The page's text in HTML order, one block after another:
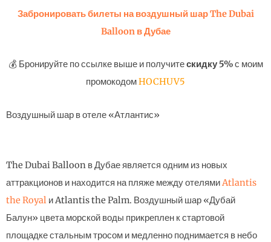
Забронировать билеты на воздушный шар The Dubai
Balloon в Дубае
💰 Бронируйте по ссылке выше и получитескидку 5%с моим
промокодомHOCHUV5
Воздушный шар в отеле «Атлантис»
The Dubai Balloon в Дубае является одним из новых
аттракционов и находится на пляже между отелямиAtlantis
the Royal и Atlantis the Palm. Воздушный шар «Дубай
Балун» цвета морской воды прикреплен к стартовой
площадке стальным тросом и медленно поднимается в небо